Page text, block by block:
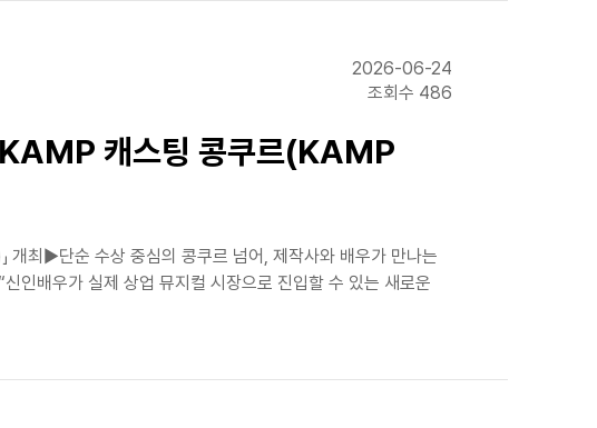
2026-06-24
조회수 486
KAMP 캐스팅 콩쿠르(KAMP
최▶단순 수상 중심의 콩쿠르 넘어, 제작사와 배우가 만나는
인배우가 실제 상업 뮤지컬 시장으로 진입할 수 있는 새로운